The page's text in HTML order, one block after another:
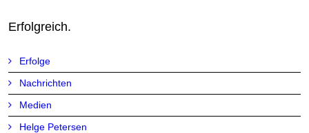
Erfolgreich.
Erfolge
Nachrichten
Medien
Helge Petersen